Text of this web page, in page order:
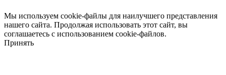
Мы используем cookie-файлы для наилучшего представления
нашего сайта. Продолжая использовать этот сайт, вы
соглашаетесь с использованием cookie-файлов.
Принять